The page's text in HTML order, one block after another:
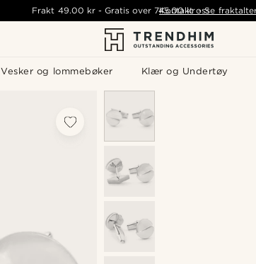
Vesker og lommebøker Klær og Undertøy
Frakt 49.00 kr- Gratis over 745.00 kr - Se
Kontakt oss